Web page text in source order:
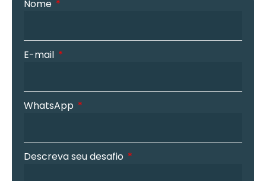
Nome
E-mail
WhatsApp
Descreva seu desafio